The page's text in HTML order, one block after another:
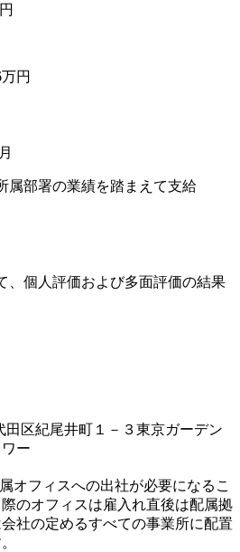
円
属部署の業績を踏まえて支給
、個人評価および多面評価の結果
区紀尾井町１－３東京ガーデン
ー
オフィスへの出社が必要になるこ
のオフィスは雇入れ直後は配属拠
社の定めるすべての事業所に配置